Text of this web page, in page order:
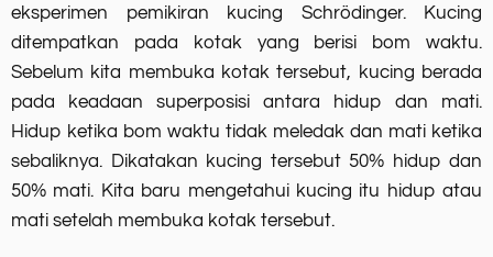
eksperimen pemikiran kucing Schrödinger. Kucing
ditempatkan pada kotak yang berisi bom waktu.
Sebelum kita membuka kotak tersebut, kucing berada
pada keadaan superposisi antara hidup dan mati.
Hidup ketika bom waktu tidak meledak dan mati ketika
sebaliknya. Dikatakan kucing tersebut 50% hidup dan
50% mati. Kita baru mengetahui kucing itu hidup atau
mati setelah membuka kotak tersebut.